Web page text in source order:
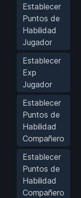
Establecer
Puntos de
Habilidad
Jugador
Establecer
Exp
Jugador
Establecer
Puntos de
Habilidad
Compañero
Establecer
Puntos de
Habilidad
Compañero